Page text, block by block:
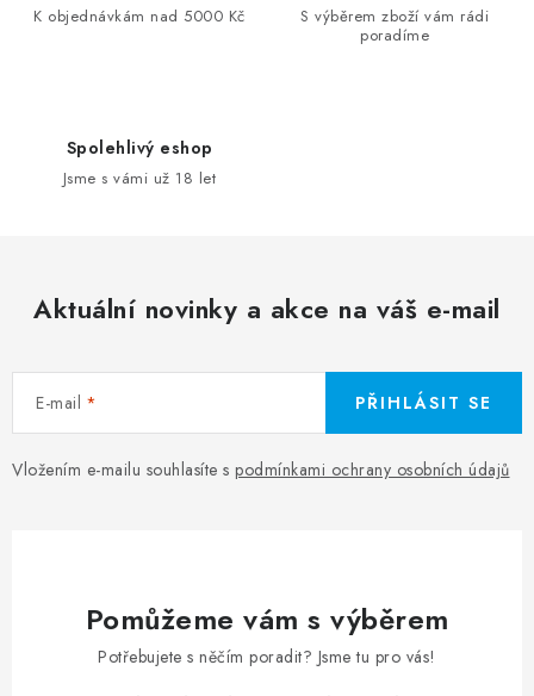
K objednávkám nad 5000 Kč
S výběrem zboží vám rádi
poradíme
Spolehlivý eshop
Jsme s vámi už 18 let
Aktuální novinky a akce na váš e-mail
E-mail
Vložením e-mailu souhlasíte s podmínkami ochrany osobních údajů
PŘIHLÁSIT SE
Pomůžeme vám s výběrem
Potřebujete s něčím poradit? Jsme tu pro vás!